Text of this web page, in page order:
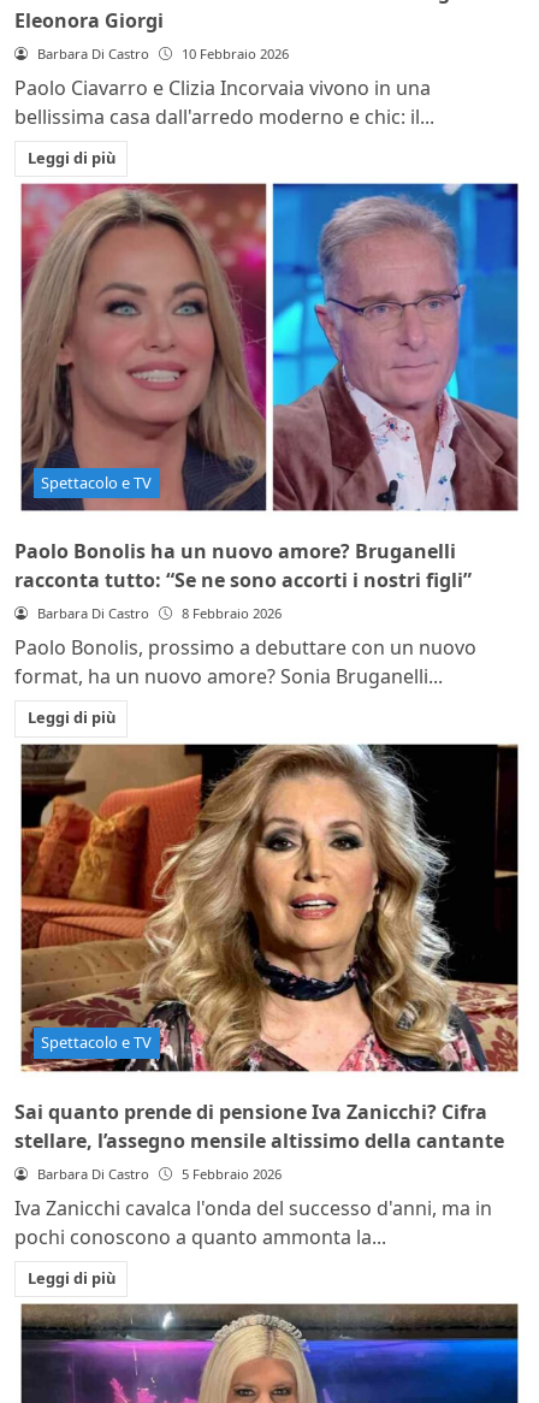
Eleonora Giorgi
Barbara Di Castro 10 Febbraio 2026
Paolo Ciavarro e Clizia Incorvaia vivono in una
bellissima casa dall'arredo moderno e chic: il...
Leggi di più
Spettacolo e TV
Paolo Bonolis ha un nuovo amore? Bruganelli
racconta tutto: “Se ne sono accorti i nostri figli”
Barbara Di Castro 8 Febbraio 2026
Paolo Bonolis, prossimo a debuttare con un nuovo
format, ha un nuovo amore? Sonia Bruganelli...
Leggi di più
Spettacolo e TV
Sai quanto prende di pensione Iva Zanicchi? Cifra
stellare, l’assegno mensile altissimo della cantante
Barbara Di Castro 5 Febbraio 2026
Iva Zanicchi cavalca l'onda del successo d'anni, ma in
pochi conoscono a quanto ammonta la...
Leggi di più